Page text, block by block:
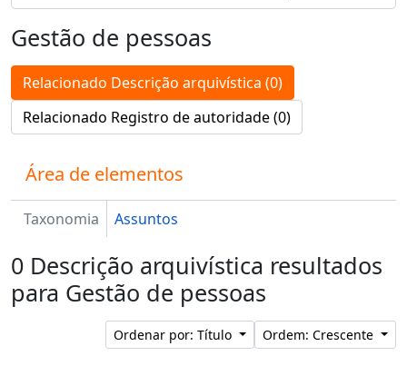
Gestão de pessoas
Relacionado Descrição arquivística (0)
Relacionado Registro de autoridade (0)
Área de elementos
Taxonomia Assuntos
0 Descrição arquivística resultados
para Gestão de pessoas
Ordenar por: Título Ordem: Crescente